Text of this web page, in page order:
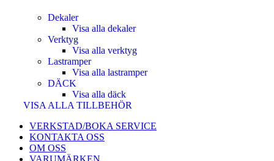
Dekaler
Visa alla dekaler
Verktyg
Visa alla verktyg
Lastramper
Visa alla lastramper
DÄCK
Visa alla däck
VISA ALLA TILLBEHÖR
VERKSTAD/BOKA SERVICE
KONTAKTA OSS
OM OSS
VARUMÄRKEN